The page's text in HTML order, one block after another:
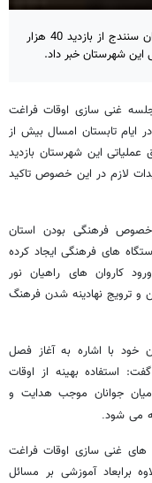
سنندج - خبرگزاری مهر: معاون فرماندار شهرستان سنندج از بازدید 40 هزار
این شهرستان خبر داد.
غنی سازی اوقات فراغت
ایام تابستان امسال بیش از
عملیاتی این شهرستان بازدید
لازم در این خصوص تاکید
فرهنگی بودن استان
های فرهنگی ایجاد کرده
کاروان های راهیان نور
و ترویج نهادینه شدن فرهنگ
خود با اشاره به آغاز فصل
استفاده بهینه از اوقات
جوانان موجب هدایت و
می شود
های غنی سازی اوقات فراغت
برابعاد آموزشی بر مسائل